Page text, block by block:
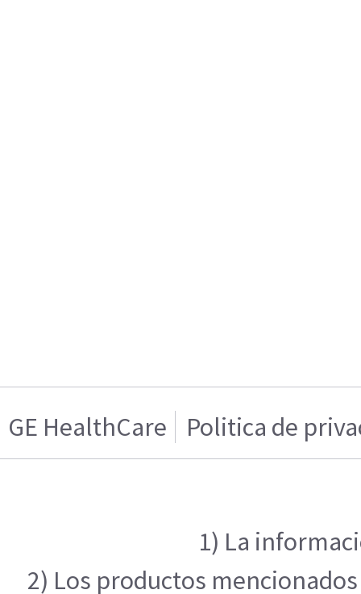
GE HealthCare Politica de
1) La
2) Los productos